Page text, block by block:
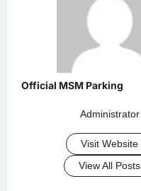
Administrator
Visit Website
View All Posts